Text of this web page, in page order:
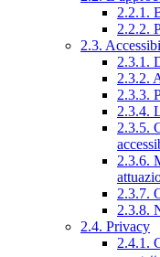
2.2.1.
2.2.2.
2.3.
2.3.1.
2.3.2.
2.3.3.
2.3.4.
2.3.5.
2.3.6.
2.3.7.
2.3.8.
2.4. Privacy
2.4.1.